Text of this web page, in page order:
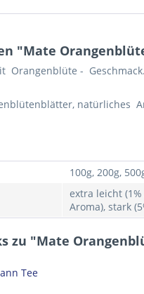
"Mate
Orangenblüte - Geschmack.
natürliches
100g, 200g,
extra leicht
Aroma), stark
zu "Mate
Tee